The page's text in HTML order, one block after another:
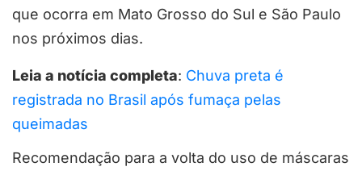
que ocorra em Mato Grosso do Sul e São Paulo
nos próximos dias.
Leia a notícia completa: Chuva preta é
registrada no Brasil após fumaça pelas
queimadas
Recomendação para a volta do uso de máscaras